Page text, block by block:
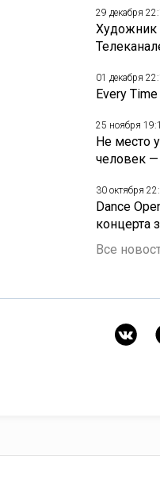
29 декабря
Художник
01 декабря
Every
25 ноября
Не место
человек
30 октября
Dance
концерта
Все